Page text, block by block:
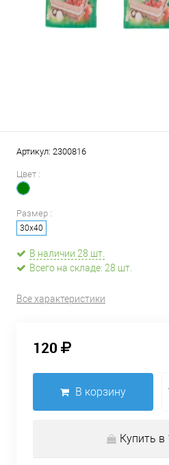
Артикул: 2300816
Цвет :
Размер :
30х40
В наличии 28 шт.
Всего на складе: 28 шт.
Все характеристики
120
В корзину
Купить в